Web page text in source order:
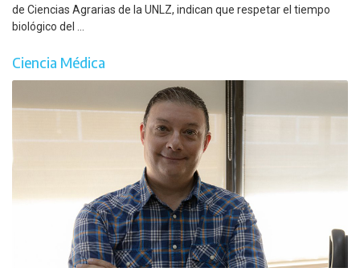
de Ciencias Agrarias de la UNLZ, indican que respetar el tiempo
biológico del ...
Ciencia Médica